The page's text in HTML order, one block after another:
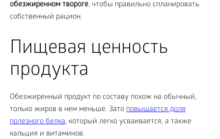
обезжиренном твороге, чтобы правильно спланировать
собственный рацион.
Пищевая ценность
продукта
Обезжиренный продукт по составу похож на обычный,
только жиров в нем меньше. Зато повышается доля
полезного белка, который легко усваивается, а также
кальция и витаминов.